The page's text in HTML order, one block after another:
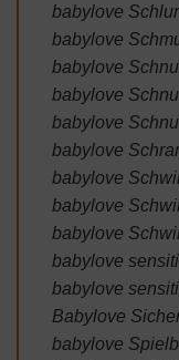
babylove
babylove
babylove
babylove
babylove
babylove
babylove
babylove
babylove
babylove
babylove
Babylove
babylove